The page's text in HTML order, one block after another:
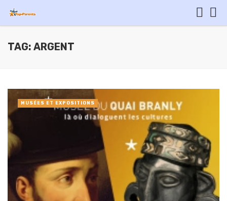
TAG: ARGENT
MUSÉES ET EXPOSITIONS